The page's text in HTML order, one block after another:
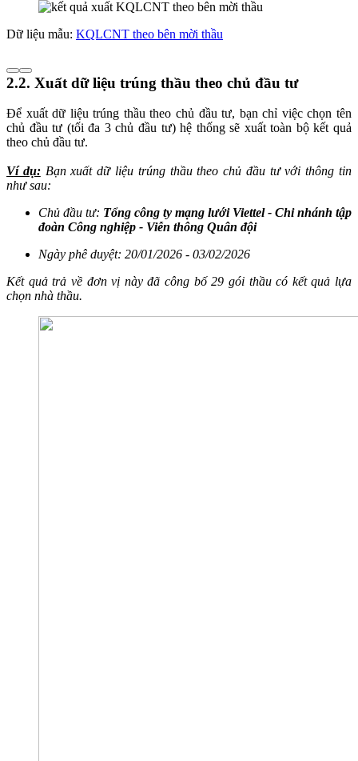
Dữ liệu mẫu: KQLCNT theo bên mời thầu
2.2. Xuất dữ liệu trúng thầu theo chủ đầu tư
Để xuất dữ liệu trúng thầu theo chủ đầu tư, bạn chỉ việc chọn tên
chủ đầu tư (tối đa 3 chủ đầu tư) hệ thống sẽ xuất toàn bộ kết quả
theo chủ đầu tư.
Ví dụ:Bạn xuất dữ liệu trúng thầu theo chủ đầu tư với thông tin
như sau:
Chủ đầu tư: Tổng công ty mạng lưới Viettel - Chi nhánh tập
đoàn Công nghiệp - Viễn thông Quân đội
Ngày phê duyệt: 20/01/2026 - 03/02/2026
Kết quả trả về đơn vị này đã công bố 29 gói thầu có kết quả lựa
chọn nhà thầu.